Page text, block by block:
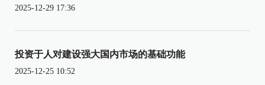
2025-12-29 17:36
投资于人对建设强大国内市场的基础功能
2025-12-25 10:52